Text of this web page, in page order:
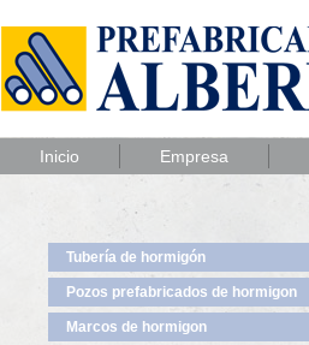
Inicio Empresa
Tubería de hormigón
Pozos prefabricados de hormigon
Marcos de hormigon